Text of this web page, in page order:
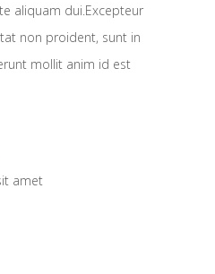
aliquam dui.Excepteur
non proident, sunt in
mollit anim id est
amet